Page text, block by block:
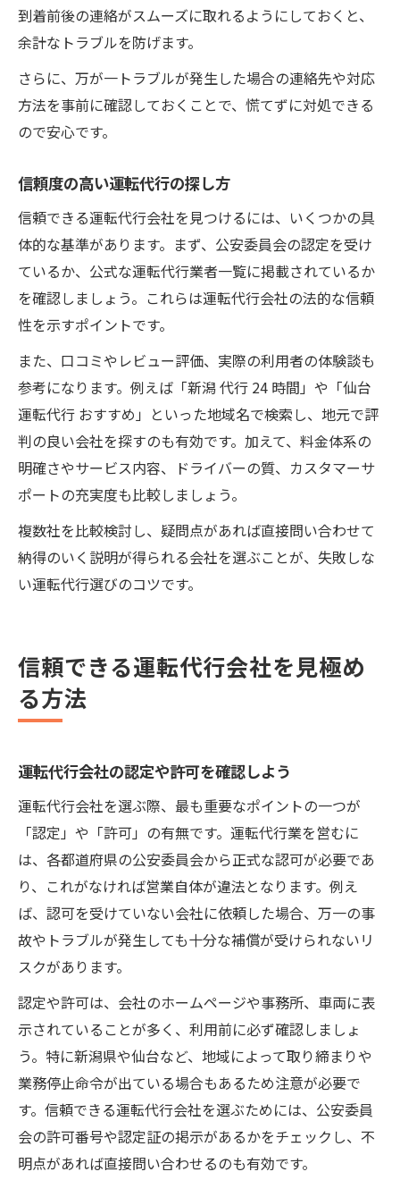
到着前後の連絡がスムーズに取れるようにしておくと、
余計なトラブルを防げます。
さらに、万が一トラブルが発生した場合の連絡先や対応
方法を事前に確認しておくことで、慌てずに対処できる
ので安心です。
信頼度の高い運転代行の探し方
信頼できる運転代行会社を見つけるには、いくつかの具
体的な基準があります。まず、公安委員会の認定を受け
ているか、公式な運転代行業者一覧に掲載されているか
を確認しましょう。これらは運転代行会社の法的な信頼
性を示すポイントです。
また、口コミやレビュー評価、実際の利用者の体験談も
参考になります。例えば「新潟 代行 24 時間」や「仙台
運転代行 おすすめ」といった地域名で検索し、地元で評
判の良い会社を探すのも有効です。加えて、料金体系の
明確さやサービス内容、ドライバーの質、カスタマーサ
ポートの充実度も比較しましょう。
複数社を比較検討し、疑問点があれば直接問い合わせて
納得のいく説明が得られる会社を選ぶことが、失敗しな
い運転代行選びのコツです。
信頼できる運転代行会社を見極め
る方法
運転代行会社の認定や許可を確認しよう
運転代行会社を選ぶ際、最も重要なポイントの一つが
「認定」や「許可」の有無です。運転代行業を営むに
は、各都道府県の公安委員会から正式な認可が必要であ
り、これがなければ営業自体が違法となります。例え
ば、認可を受けていない会社に依頼した場合、万一の事
故やトラブルが発生しても十分な補償が受けられないリ
スクがあります。
認定や許可は、会社のホームページや事務所、車両に表
示されていることが多く、利用前に必ず確認しましょ
う。特に新潟県や仙台など、地域によって取り締まりや
業務停止命令が出ている場合もあるため注意が必要で
す。信頼できる運転代行会社を選ぶためには、公安委員
会の許可番号や認定証の掲示があるかをチェックし、不
明点があれば直接問い合わせるのも有効です。